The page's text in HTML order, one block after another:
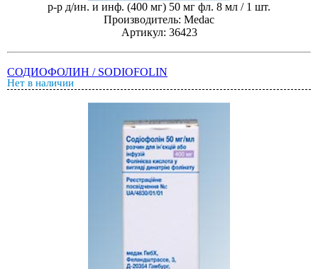
р-р д/ин. и инф. (400 мг) 50 мг фл. 8 мл / 1 шт.
Производитель: Medac
Артикул: 36423
СОДИОФОЛИН / SODIOFOLIN
Нет в наличии